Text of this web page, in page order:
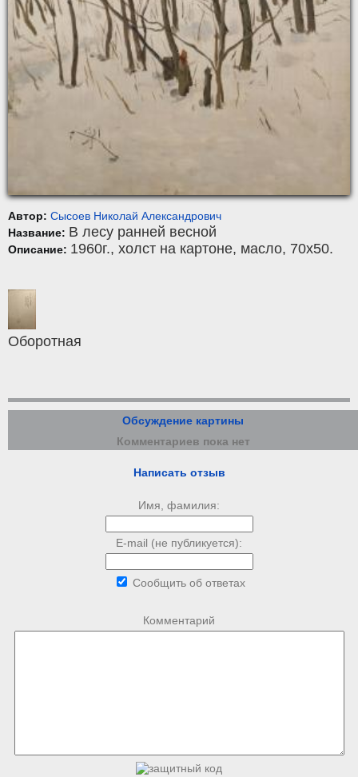
Автор: Сысоев Николай Александрович
Название: В лесу ранней весной
Описание: 1960г., холст на картоне, масло, 70x50.
Оборотная
Обсуждение картины
Комментариев пока нет
Написать отзыв
Имя, фамилия:
E-mail (не публикуется):
Сообщить об ответах
Комментарий